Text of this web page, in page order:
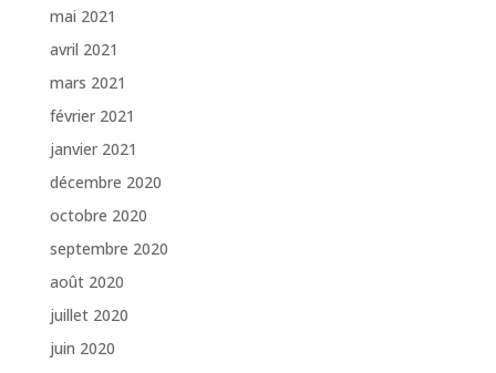
mai 2021
avril 2021
mars 2021
février 2021
janvier 2021
décembre 2020
octobre 2020
septembre 2020
août 2020
juillet 2020
juin 2020